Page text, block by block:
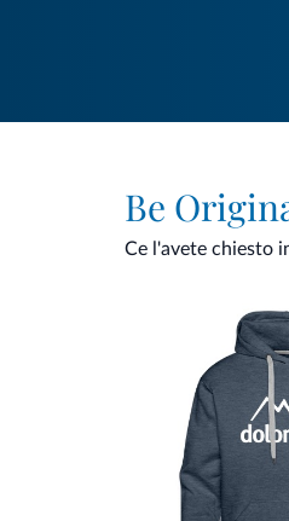
Be
Ce l'avete chiesto